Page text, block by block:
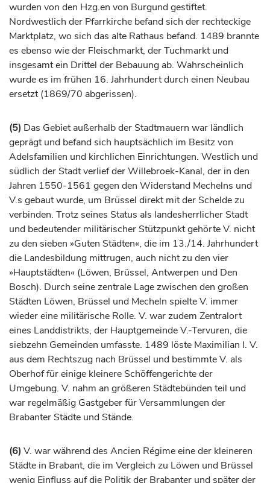
wurden von den Hzg.en von Burgund gestiftet.
Nordwestlich der Pfarrkirche befand sich der rechteckige
Marktplatz, wo sich das alte Rathaus befand. 1489 brannte
es ebenso wie der Fleischmarkt, der Tuchmarkt und
insgesamt ein Drittel der Bebauung ab. Wahrscheinlich
wurde es im frühen 16. Jahrhundertdurch einen Neubau
ersetzt (1869/70 abgerissen).
(5) Das Gebiet außerhalb der Stadtmauern war ländlich
geprägt und befand sich hauptsächlich im Besitz von
Adelsfamilien und kirchlichen Einrichtungen. Westlich und
südlich der Stadt verlief der Willebroek-Kanal, der in den
Jahren 1550-1561 gegen den Widerstand Mechelns und
V.s gebaut wurde, um Brüssel direkt mit der Schelde zu
verbinden. Trotz seines Status als landesherrlicher Stadt
und bedeutender militärischer Stützpunkt gehörte V. nicht
zu den sieben »Guten Städten«, die im 13./14. Jahrhundert
die Landesbildung mittrugen, auch nicht zu den vier
»Hauptstädten« (Löwen, Brüssel, Antwerpen und Den
Bosch). Durch seine zentrale Lage zwischen den großen
Städten Löwen, Brüssel und Mecheln spielte V. immer
wieder eine militärische Rolle. V. war zudem Zentralort
eines Landdistrikts, der Hauptgemeinde V.-Tervuren, die
siebzehn Gemeinden umfasste. 1489 löste Maximilian I. V.
aus dem Rechtszug nach Brüssel und bestimmte V. als
Oberhof für einige kleinere Schöffengerichte der
Umgebung. V. nahm an größeren Städtebünden teil und
war regelmäßig Gastgeber für Versammlungen der
Brabanter Städte und Stände.
(6) V. war während des Ancien Régime eine der kleineren
Städte in Brabant, die im Vergleich zu Löwen und Brüssel
wenig Einfluss auf die Politik der Brabanter und später der